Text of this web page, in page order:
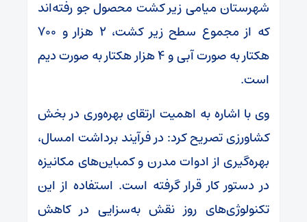
شهرستان میامی زیر کشت محصول جو رفته‌اند
که از مجموع سطح زیر کشت، ۲ هزار و ۷۰۰
هکتار به صورت آبی و ۴ هزار هکتار به صورت دیم
است.
وی با اشاره به اهمیت ارتقای بهره‌وری در بخش
کشاورزی تصریح کرد: در فرآیند برداشت امسال،
بهره‌گیری از ادوات مدرن و کمباین‌های مکانیزه
در دستور کار قرار گرفته است. استفاده از این
تکنولوژی‌های روز نقش به‌سزایی در کاهش